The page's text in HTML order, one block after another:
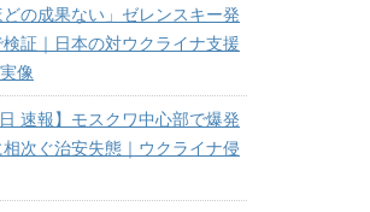
どの成果ない」ゼレンスキー発
証｜日本の対ウクライナ支援
像
速報】モスクワ中心部で爆発
次ぐ治安失態｜ウクライナ侵